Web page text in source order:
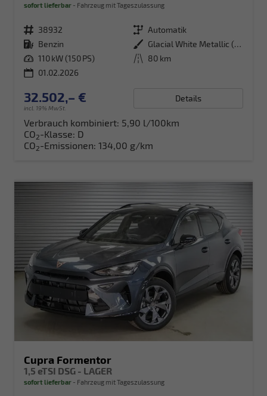
sofort lieferbar Fahrzeug mit Tageszulassung
Fahrzeugnr. 38932 Getriebe Automatik
Kraftstoff Benzin Außenfarbe
Glacial White Metallic (2Y)
Leistung 110 kW (150 PS) Kilometerstand 80 km
01.02.2026
32.502,– €
incl. 19% MwSt.
Details
Verbrauch kombiniert: 5,90 l/100km
CO2-Klasse: D
CO2-Emissionen: 134,00 g/km
Cupra Formentor
1,5 eTSI DSG - LAGER
sofort lieferbar Fahrzeug mit Tageszulassung